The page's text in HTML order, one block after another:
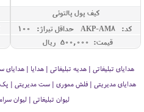
کیف پول پالتوئی
کد: AKP-AM8
حداقل تيراژ: 100
قیمت: 500,000 ريال
هدایای تبلیغاتی | هدیه تبلیغاتی | هدایا |
هدایای مدیریتی | فلش مموری | ست مدیریتی |
لیوان تبلیغاتی | لیوان